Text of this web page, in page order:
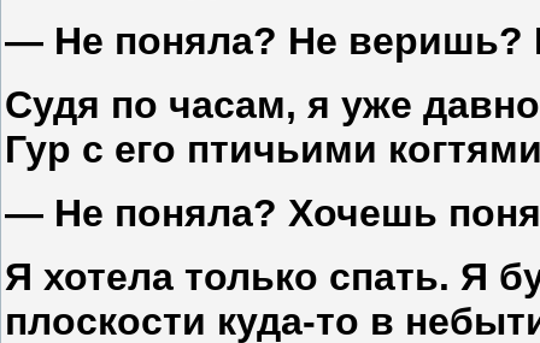
— Не поняла? Не
Судя по часам, я уже
Гур с его птичьими
— Не поняла? Хочешь
Я хотела только спать. Я
плоскости куда-то в